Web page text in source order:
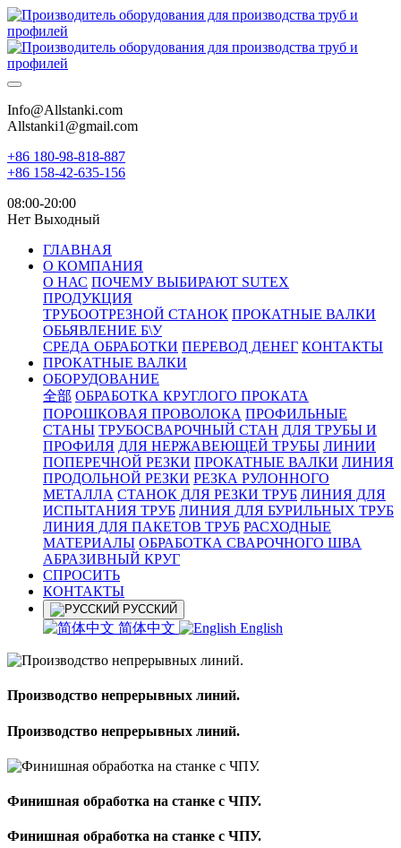
Info@Allstanki.com
Allstanki1@gmail.com
+86 180-98-818-887
+86 158-42-635-156
08:00-20:00
Нет Выходный
ГЛАВНАЯ
О КОМПАНИЯ
О НАС ПОЧЕМУ ВЫБИРАЮТ SUTEX
ПРОДУКЦИЯ
ТРУБООТРЕЗНОЙ СТАНОК ПРОКАТНЫЕ ВАЛКИ
ОБЬЯВЛЕНИЕ Б\У
СРЕДА ОБРАБОТКИ ПЕРЕВОД ДЕНЕГ КОНТАКТЫ
ПРОКАТНЫЕ ВАЛКИ
ОБОРУДОВАНИЕ
全部 ОБРАБОТКА КРУГЛОГО ПРОКАТА
ПОРОШКОВАЯ ПРОВОЛОКА ПРОФИЛЬНЫЕ
СТАНЫ ТРУБОСВАРОЧНЫЙ СТАН ДЛЯ ТРУБЫ И
ПРОФИЛЯ ДЛЯ НЕРЖАВЕЮЩЕЙ ТРУБЫ ЛИНИИ
ПОПЕРЕЧНОЙ РЕЗКИ ПРОКАТНЫЕ ВАЛКИ ЛИНИЯ
ПРОДОЛЬНОЙ РЕЗКИ РЕЗКА РУЛОННОГО
МЕТАЛЛА СТАНОК ДЛЯ РЕЗКИ ТРУБ ЛИНИЯ ДЛЯ
ИСПЫТАНИЯ ТРУБ ЛИНИЯ ДЛЯ БУРИЛЬНЫХ ТРУБ
ЛИНИЯ ДЛЯ ПАКЕТОВ ТРУБ РАСХОДНЫЕ
МАТЕРИАЛЫ OБРАБОТКА СВАРОЧНОГО ШВА
АБРАЗИВНЫЙ КРУГ
СПРОСИТЬ
КОНТАКТЫ
РУССКИЙ
简体中文 English
Производство непрерывных линий.
Производство непрерывных линий.
Финишная обработка на станке с ЧПУ.
Финишная обработка на станке с ЧПУ.